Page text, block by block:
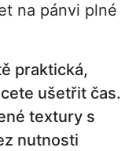
na pánvi plné
praktická,
ušetřit čas.
textury s
nutnosti